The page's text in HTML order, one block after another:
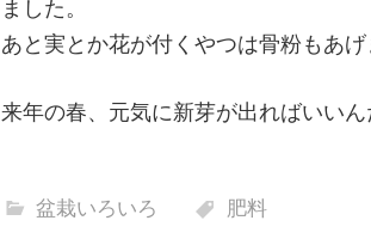
ました。
あと実とか花が付くやつは骨粉もあげ
来年の春、元気に新芽が出ればいいん
盆栽いろいろ 肥料